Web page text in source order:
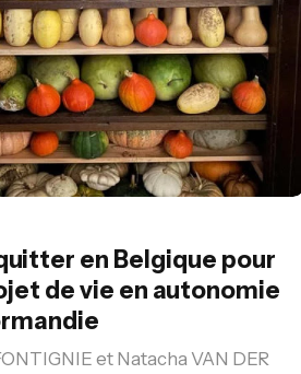
en Belgique pour
de vie en autonomie
et Natacha VAN DER